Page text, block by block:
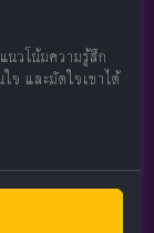
นวโน้มความรู้สึก
จ และมัดใจเขาได้